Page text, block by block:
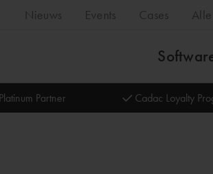
Nieuws Events Cases
Partner Cadac Loyalty